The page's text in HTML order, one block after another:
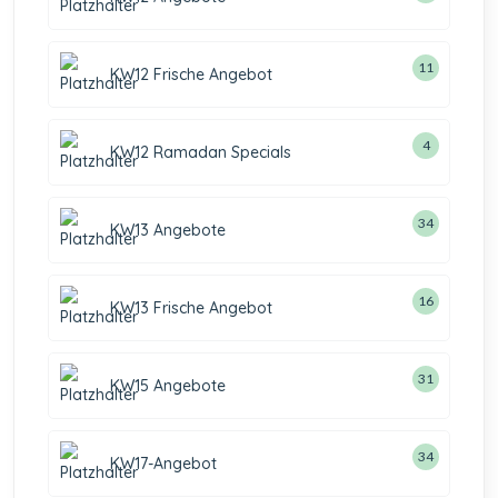
KW12 Frische Angebot 11
KW12 Ramadan Specials 4
KW13 Angebote 34
KW13 Frische Angebot 16
KW15 Angebote 31
KW17-Angebot 34